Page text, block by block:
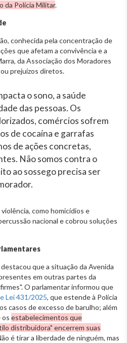
da Polícia Militar.
conhecida pela concentração de
que afetam a convivência e a
da Associação dos Moradores
prejuízos diretos.
o sono, a saúde
das pessoas. Os
comércios sofrem
de cocaína e garrafas
de ações concretas,
Não somos contra o
ao sossego precisa ser
como homicídios e
nacional e cobrou soluções
que a situação da Avenida
em outras partes da
O parlamentar informou que
Lei 431/2025, que estende à Polícia
casos de excesso de barulho; além
os estabelecimentos que
distribuidora" encerrem suas
é tirar a liberdade de ninguém, mas